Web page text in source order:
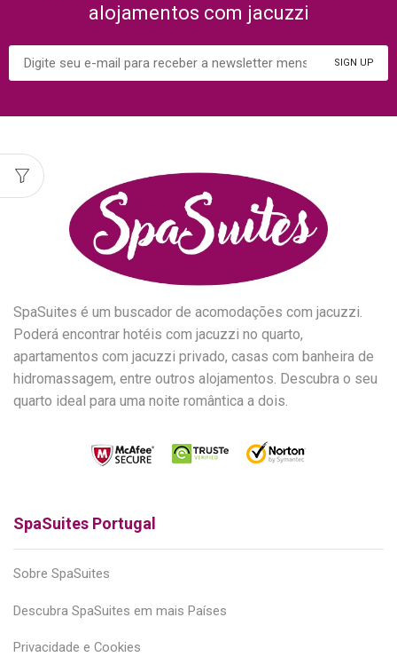
alojamentos com jacuzzi
SpaSuites é um buscador de acomodações com jacuzzi.
Poderá encontrar hotéis com jacuzzi no quarto,
apartamentos com jacuzzi privado, casas com banheira de
hidromassagem, entre outros alojamentos. Descubra o seu
quarto ideal para uma noite romântica a dois.
SpaSuites Portugal
Sobre SpaSuites
Descubra SpaSuites em mais Países
Privacidade e Cookies